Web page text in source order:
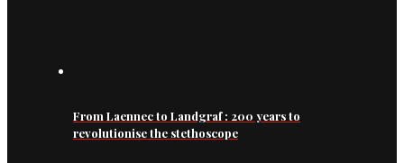
From Laennec to Landgraf : 200 years to
revolutionise the stethoscope